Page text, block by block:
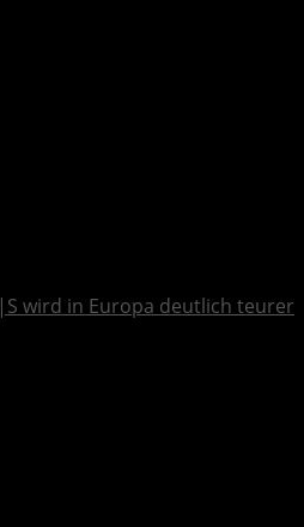
|S wird in Europa deutlich teurer